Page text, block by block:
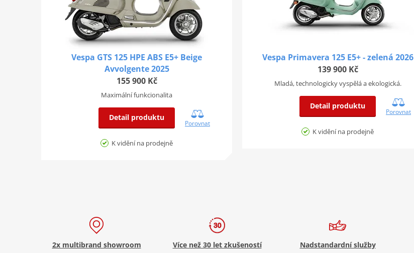
Vespa GTS 125 HPE ABS E5+ Beige
Avvolgente 2025
155 900 Kč
Maximální funkcionalita
Detail produktu
Porovnat
K vidění na prodejně
Vespa Primavera 125 E5+ - zelená 2026
139 900 Kč
Mladá, technologicky vyspělá a ekologická.
Detail produktu
Porovnat
K vidění na prodejně
2x multibrand showroom Více než 30 let zkušeností Nadstandardní služby